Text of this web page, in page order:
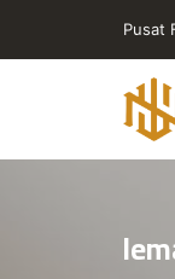
Pusat
Toko